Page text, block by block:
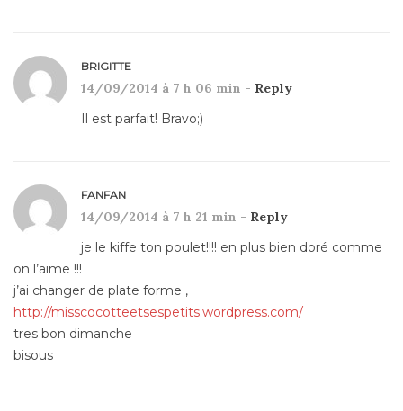
BRIGITTE
14/09/2014 à 7 h 06 min - Reply
Il est parfait! Bravo;)
FANFAN
14/09/2014 à 7 h 21 min - Reply
je le kiffe ton poulet!!!! en plus bien doré comme
on l’aime !!!
j’ai changer de plate forme ,
http://misscocotteetsespetits.wordpress.com/
tres bon dimanche
bisous